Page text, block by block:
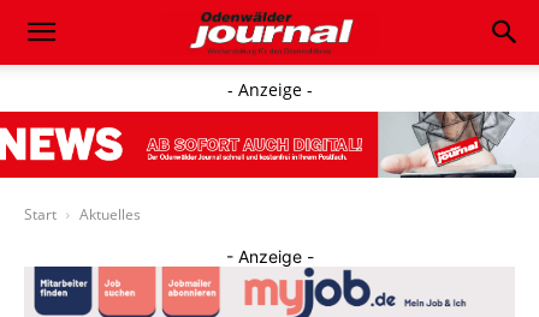
- Anzeige -
Start Aktuelles
- Anzeige -